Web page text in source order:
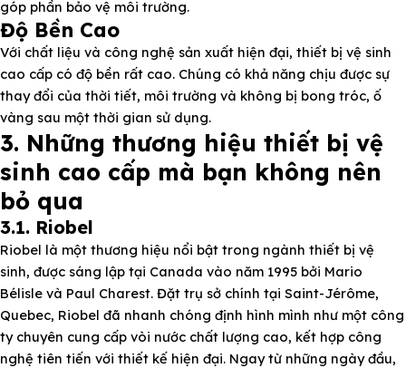
góp phần bảo vệ môi trường.
Độ Bền Cao
Với chất liệu và công nghệ sản xuất hiện đại, thiết bị vệ sinh
cao cấp có độ bền rất cao. Chúng có khả năng chịu được sự
thay đổi của thời tiết, môi trường và không bị bong tróc, ố
vàng sau một thời gian sử dụng.
3. Những thương hiệu thiết bị vệ
sinh cao cấp mà bạn không nên
bỏ qua
3.1. Riobel
Riobel là một thương hiệu nổi bật trong ngành thiết bị vệ
sinh, được sáng lập tại Canada vào năm 1995 bởi Mario
Bélisle và Paul Charest. Đặt trụ sở chính tại Saint-Jérôme,
Quebec, Riobel đã nhanh chóng định hình mình như một công
ty chuyên cung cấp vòi nước chất lượng cao, kết hợp công
nghệ tiên tiến với thiết kế hiện đại. Ngay từ những ngày đầu,